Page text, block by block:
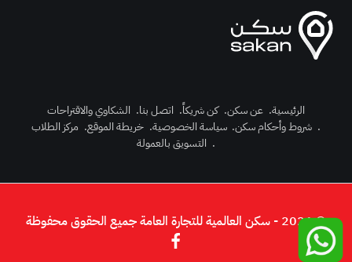
الرئيسية. عن سكن. كن شريكاً. اتصل بنا. الشكاوي والاقتراحات
. شروط وأحكام سكن. سياسة الخصوصية. خريطة الموقع. مركز الطلاب
. التسويق بالعمولة
© 2026 - سكن العالمية للتجارة العامة جميع الحقوق محفوظة